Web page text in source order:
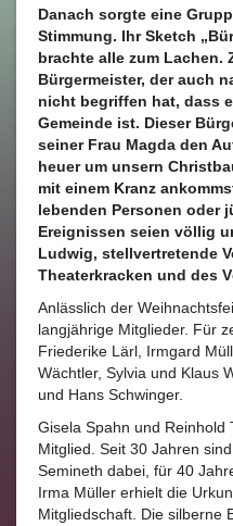
Danach sorgte eine
Stimmung. Ihr Sketch
brachte alle zum Lachen.
Bürgermeister, der auch
nicht begriffen hat, dass
Gemeinde ist. Dieser
seiner Frau Magda den
heuer um unsern
mit einem Kranz
lebenden Personen oder
Ereignissen seien völlig
Ludwig, stellvertretende
Theaterkracken und des
Anlässlich der
langjährige Mitglieder. Für
Friederike Lärl, Irmgard
Wächtler, Sylvia und Klaus
und Hans Schwinger.
Gisela Spahn und Reinhold
Mitglied. Seit 30 Jahren
Semineth dabei, für 40
Irma Müller erhielt die
Mitgliedschaft. Die silberne